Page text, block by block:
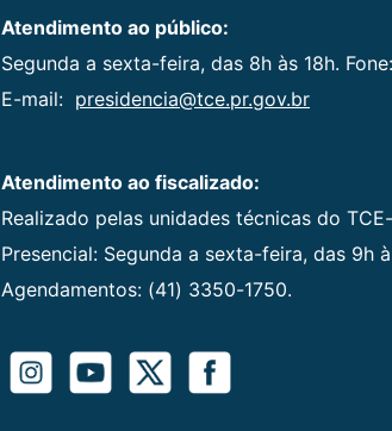
Atendimento ao público:
Segunda a sexta-feira, das 8h às 18h.
E-mail: presidencia@tce.pr.gov.br
Atendimento ao fiscalizado:
Realizado pelas unidades técnicas do
Presencial: Segunda a sexta-feira, das 9h
Agendamentos: (41) 3350-1750.